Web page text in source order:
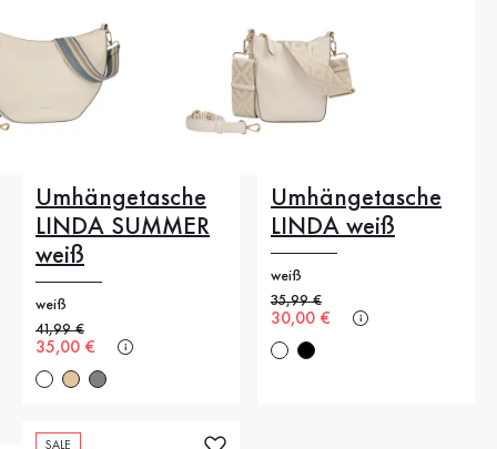
Umhängetasche
LINDA SUMMER
weiß
weiß
Alter Preis
41,99 €
Neuer Preis
35,00 €
Umhängetasche
LINDA weiß
weiß
Alter Preis
35,99 €
Neuer Preis
30,00 €
SALE